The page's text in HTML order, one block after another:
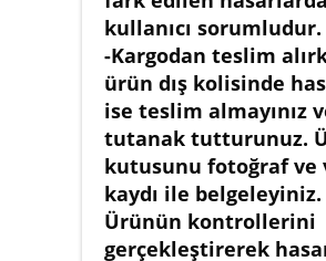
kullanıcı sorumludur.
-Kargodan teslim
ürün dış kolisinde
ise teslim almayınız
tutanak tutturunuz.
kutusunu fotoğraf ve
kaydı ile belgeleyiniz.
Ürünün kontrollerini
gerçekleştirerek